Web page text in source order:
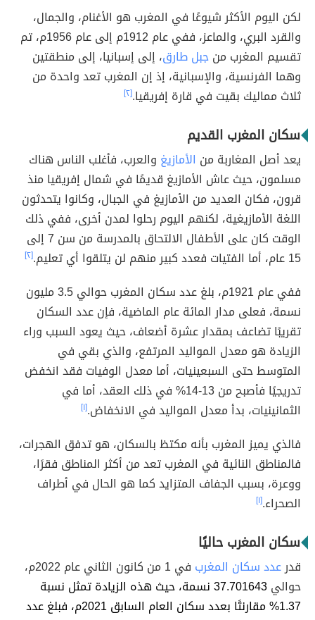
لكن اليوم الأكثر شيوعًا في المغرب هو الأغنام، والجمال،
والقرد البري، والماعز، ففي عام 1912م إلى عام 1956م، تم
تقسيم المغرب منجبل طارق، إلى إسبانيا، إلى منطقتين
وهما الفرنسية، والإسبانية، إذ إن المغرب تعد واحدة من
ثلاث مماليك بقيت في قارة إفريقيا.[٢]
سكان المغرب القديم
يعد أصل المغاربة من الأمازيغ والعرب، فأغلب الناس هناك
مسلمون، حيث عاش الأمازيغ قديمًا في شمال إفريقيا منذ
قرون، فكان العديد من الأمازيغ في الجبال، وكانوا يتحدثون
اللغة الأمازيغية، لكنهم اليوم رحلوا لمدن أخرى، ففي ذلك
الوقت كان على الأطفال الالتحاق بالمدرسة من سن 7 إلى
15 عام، أما الفتيات فعدد كبير منهم لن يتلقوا أي تعليم.
[٢]
ففي عام 1921م، بلغ عدد سكان المغرب حوالي 3.5 مليون
نسمة، فعلى مدار المائة عام الماضية، فإن عدد السكان
تقريبًا تضاعف بمقدار عشرة أضعاف، حيث يعود السبب وراء
الزيادة هو معدل المواليد المرتفع، والذي بقي في
المتوسط حتى السبعينيات، أما معدل الوفيات فقد انخفض
تدريجيًا فأصبح من 13-14% في ذلك العقد، أما في
الثمانينيات، بدأ معدل المواليد في الانخفاض.[١]
فالذي يميز المغرب بأنه مكتظ بالسكان، هو تدفق الهجرات،
فالمناطق النائية في المغرب تعد من أكثر المناطق فقرًا،
ووعرة، بسبب الجفاف المتزايد كما هو الحال في أطراف
الصحراء.[١]
سكان المغرب حاليًا
قدرعدد سكان المغرب
في 1 من كانون الثاني عام 2022م،
حوالي
37.701643 نسمة، حيث هذه الزيادة تمثل نسبة
1.37% مقارنتًا بعدد سكان العام السابق 2021م، فبلغ عدد